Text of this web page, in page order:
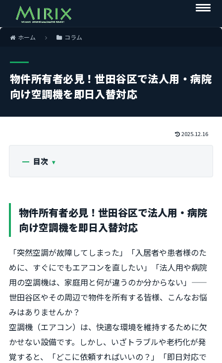
ホーム コラム
物件所有者必見！世田谷区で法人用・病院
向け空調機を即日入替対応
2025.12.16
目次
物件所有者必見！世田谷区で法人用・病院
向け空調機を即日入替対応
「突然空調が故障してしまった」「入居者や患者様のた
めに、すぐにでもエアコンを直したい」「法人用や病院
用の空調機は、家庭用と何が違うのか分からない」——
世田谷区やその周辺で物件を所有する皆様、こんなお悩
みはありませんか？
空調機（エアコン）は、快適な環境を維持するために欠
かせない設備です。しかし、いざトラブルや老朽化が発
覚すると、「どこに依頼すればいいの？」「即日対応で